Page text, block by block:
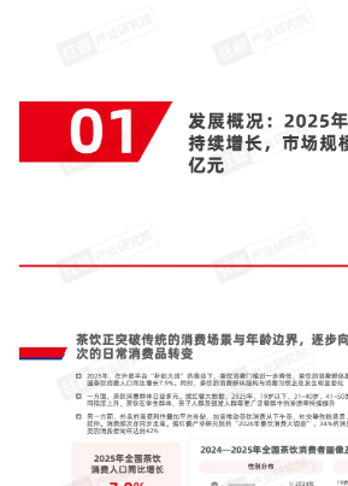
有赞云 数据通服务